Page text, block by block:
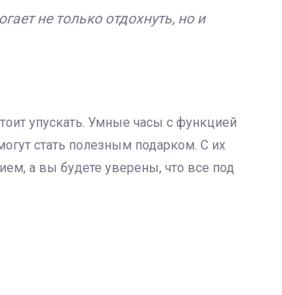
не только отдохнуть, но и
упускать. Умные часы с функцией
стать полезным подарком. С их
а вы будете уверены, что все под